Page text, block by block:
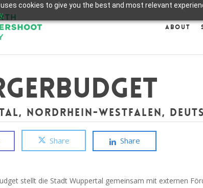
cookies to give you the best and most relevant
About
Nordrhein-Westfalen,
Share Share
stellt die Stadt Wuppertal gemeinsam mit externen